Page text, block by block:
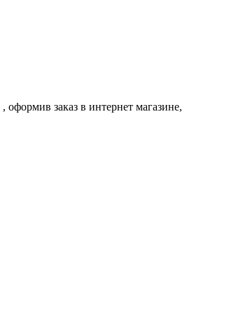
, оформив заказ в интернет магазине,